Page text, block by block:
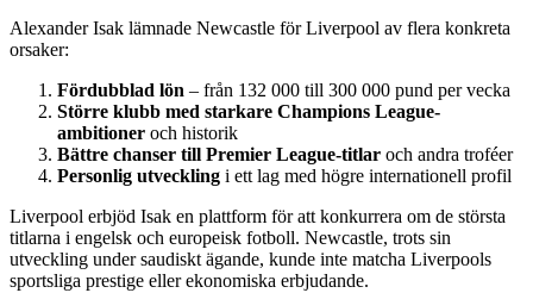
Alexander Isak lämnade Newcastle för Liverpool av flera konkreta
orsaker:
Fördubblad lön – från 132 000 till 300 000 pund per vecka
Större klubb med starkare Champions League-
ambitioner och historik
Bättre chanser till Premier League-titlar och andra troféer
Personlig utveckling i ett lag med högre internationell profil
Liverpool erbjöd Isak en plattform för att konkurrera om de största
titlarna i engelsk och europeisk fotboll. Newcastle, trots sin
utveckling under saudiskt ägande, kunde inte matcha Liverpools
sportsliga prestige eller ekonomiska erbjudande.